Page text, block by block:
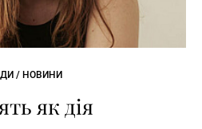
/ НОВИНИ
як дія